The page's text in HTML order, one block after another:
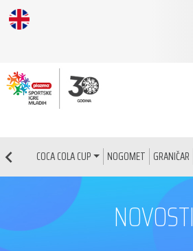
COCA COLA CUP NOGOMET GRANIČAR
NOVOSTI